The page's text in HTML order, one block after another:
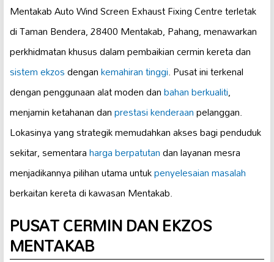
Mentakab Auto Wind Screen Exhaust Fixing Centre terletak
di Taman Bendera, 28400 Mentakab, Pahang, menawarkan
perkhidmatan khusus dalam pembaikian cermin kereta dan
sistem ekzosdengankemahiran tinggi. Pusat ini terkenal
dengan penggunaan alat moden danbahan berkualiti,
menjamin ketahanan danprestasi kenderaanpelanggan.
Lokasinya yang strategik memudahkan akses bagi penduduk
sekitar, sementaraharga berpatutandan layanan mesra
menjadikannya pilihan utama untukpenyelesaian masalah
berkaitan kereta di kawasan Mentakab.
PUSAT CERMIN DAN EKZOS
MENTAKAB